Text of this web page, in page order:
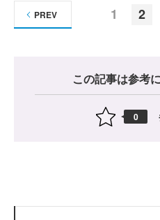
1 2
PREV
この記事は参考
0